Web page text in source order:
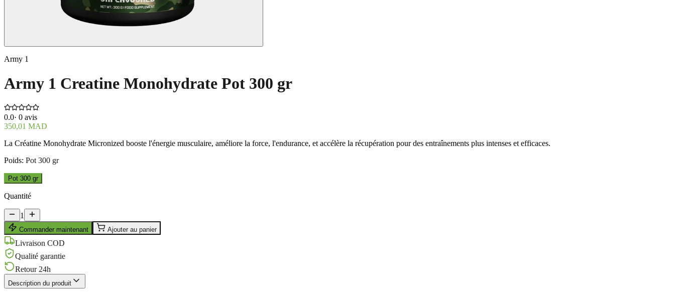
Army 1
Army 1 Creatine Monohydrate Pot 300 gr
0.0· 0 avis
350,01 MAD
La Créatine Monohydrate Micronized booste l'énergie musculaire, améliore la force, l'endurance, et accélère la récupération pour des entraînements plus intenses et efficaces.
Poids: Pot 300 gr
Pot 300 gr
Quantité
1
Commander maintenant Ajouter au panier
Livraison COD
Qualité garantie
Retour 24h
Description du produit